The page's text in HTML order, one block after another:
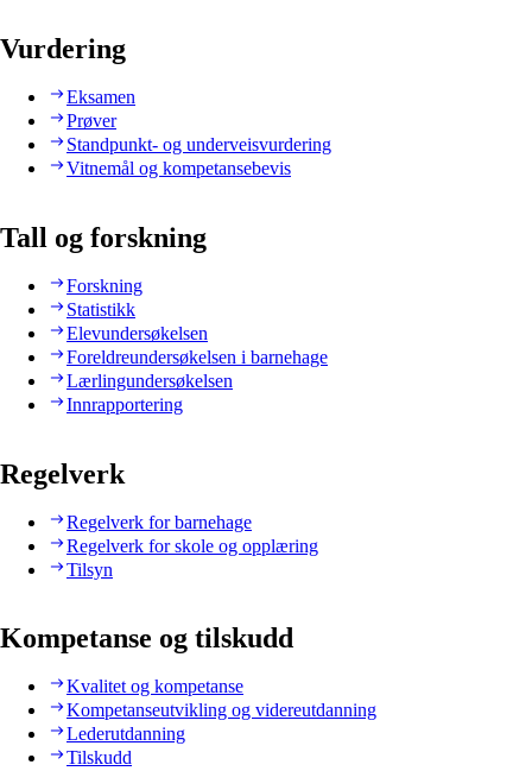
Vurdering
Eksamen
Prøver
Standpunkt- og underveisvurdering
Vitnemål og kompetansebevis
Tall og forskning
Forskning
Statistikk
Elevundersøkelsen
Foreldreundersøkelsen i barnehage
Lærlingundersøkelsen
Innrapportering
Regelverk
Regelverk for barnehage
Regelverk for skole og opplæring
Tilsyn
Kompetanse og tilskudd
Kvalitet og kompetanse
Kompetanseutvikling og videreutdanning
Lederutdanning
Tilskudd